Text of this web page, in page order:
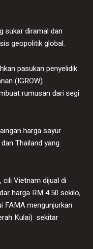
sukar diramal dan
geopolitik global.
pasukan penyelidik
(IGROW)
rumusan dari segi
harga sayur
Thailand yang
Vietnam dijual di
harga RM 4.50 sekilo,
FAMA mengunjurkan
Kulai) sekitar